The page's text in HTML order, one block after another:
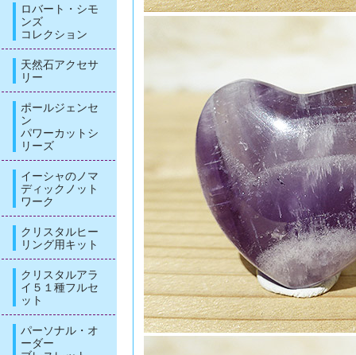
ロバート・シモ
ンズ
コレクション
天然石アクセサ
リー
ポールジェンセ
ン
パワーカットシ
リーズ
イーシャのノマ
ディックノット
ワーク
クリスタルヒー
リング用キット
クリスタルアラ
イ５１種フルセ
ット
パーソナル・オ
ーダー